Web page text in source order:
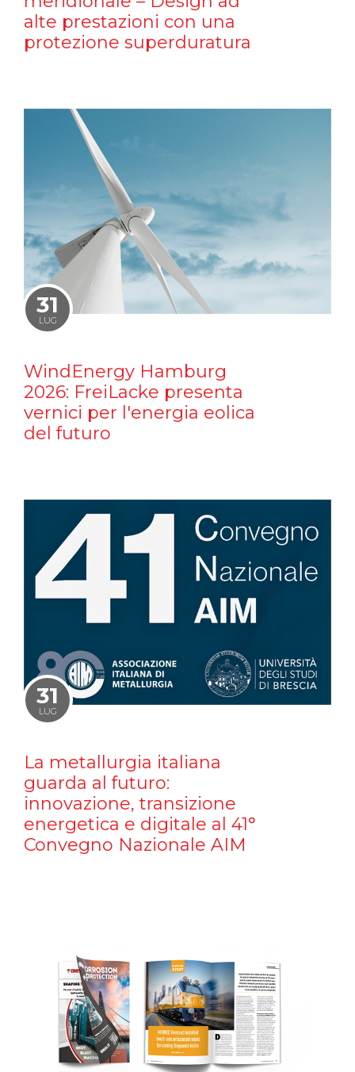
alte prestazioni con una
protezione superduratura
31
LUG
WindEnergy Hamburg
2026: FreiLacke presenta
vernici per l'energia eolica
del futuro
31
LUG
La metallurgia italiana
guarda al futuro:
innovazione, transizione
energetica e digitale al 41°
Convegno Nazionale AIM